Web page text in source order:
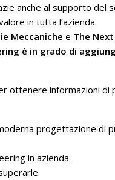
anche al supporto del
in tutta l’azienda.
Meccaniche e The
è in grado di
ottenere informazioni di
progettazione di
in azienda